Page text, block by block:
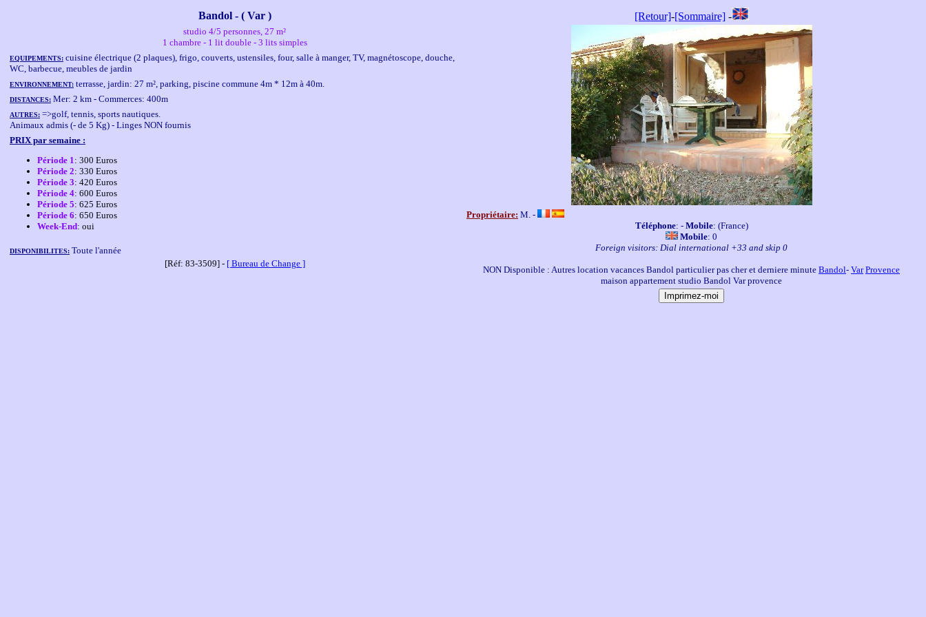
Bandol - ( Var )
studio 4/5 personnes, 27 m²
1 chambre - 1 lit double - 3 lits simples
EQUIPEMENTS: cuisine électrique (2 plaques), frigo, couverts, ustensiles, four, salle à manger, TV, magnétoscope, douche,
WC, barbecue, meubles de jardin
ENVIRONNEMENT: terrasse, jardin: 27 m², parking, piscine commune 4m * 12m à 40m.
DISTANCES: Mer: 2 km - Commerces: 400m
AUTRES: =>golf, tennis, sports nautiques.
Animaux admis (- de 5 Kg) - Linges NON fournis
PRIX par semaine :
Période 1: 300 Euros
Période 2: 330 Euros
Période 3: 420 Euros
Période 4: 600 Euros
Période 5: 625 Euros
Période 6: 650 Euros
Week-End: oui
DISPONIBILITES: Toute l'année
[Réf: 83-3509] - [ Bureau de Change ]
[Retour]-[Sommaire] -
Propriétaire: M. -
Téléphone: - Mobile: (France)
Mobile: 0
Foreign visitors: Dial international +33 and skip 0
NON Disponible : Autres location vacances Bandol particulier pas cher et derniere minute Bandol- Var Provence
maison appartement studio Bandol Var provence